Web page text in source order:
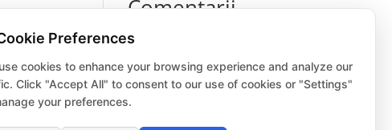
Comentarii
recente
arătat.
Preferences
cookies to enhance your browsing experience and analyze our
Click "Accept All" to consent to our use of cookies or "Settings"
your preferences.